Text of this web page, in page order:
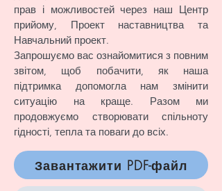
прав і можливостей через наш Центр
прийому, Проект наставництва та
Навчальний проект.
Запрошуємо вас ознайомитися з повним
звітом, щоб побачити, як наша
підтримка допомогла нам змінити
ситуацію на краще. Разом ми
продовжуємо створювати спільноту
гідності, тепла та поваги до всіх.
Завантажити PDF-файл